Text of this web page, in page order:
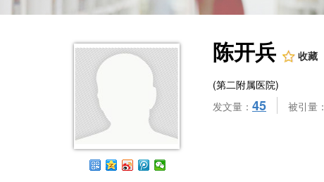
陈开兵 收藏
(第二附属医院)
发文量： 45 被引量：